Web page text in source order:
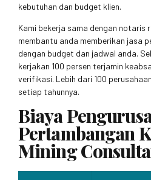
kebutuhan dan budget klien.
Kami bekerja sama dengan notaris
membantu anda memberikan jasa
dengan budget dan jadwal anda.
kerjakan 100 persen terjamin
verifikasi. Lebih dari 100
setiap tahunnya.
Biaya
Pertambangan
Mining